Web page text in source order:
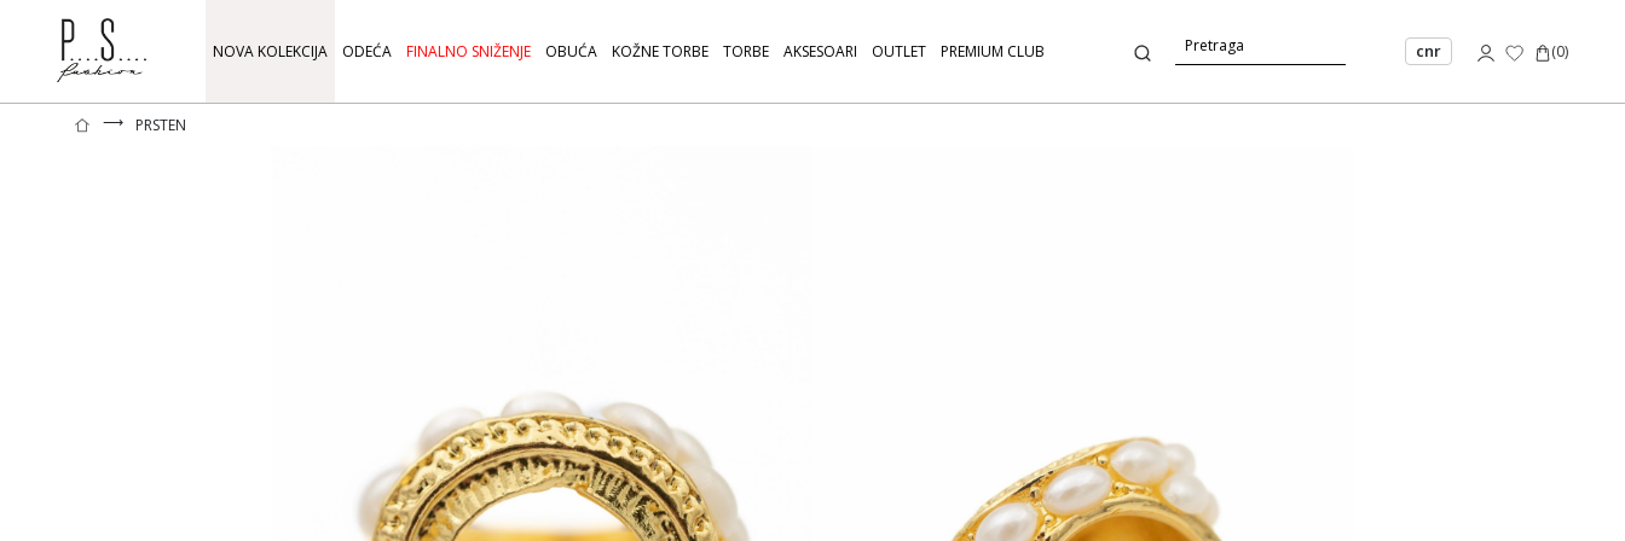
NOVA KOLEKCIJA ODEĆA FINALNO SNIŽENJE OBUĆA KOŽNE TORBE TORBE AKSESOARI OUTLET PREMIUM CLUB cnr (0)
⟶ PRSTEN